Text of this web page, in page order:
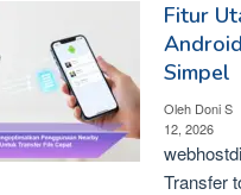
Fitur
Simpel
Oleh Doni S
12, 2026
Transfer